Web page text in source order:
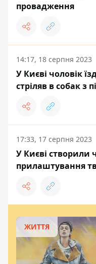
провадження
14:17, 18 серпня 2023
У Києві чоловік
стріляв в собак з
17:33, 17 серпня 2023
У Києві створили
прилаштування
ЖИТТЯ